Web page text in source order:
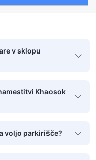
v sklopu
Khaosok
voljo parkirišče?